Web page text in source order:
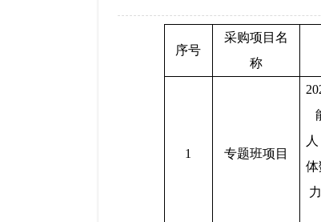
序号
采购项目名
称
1 专题班项目
体